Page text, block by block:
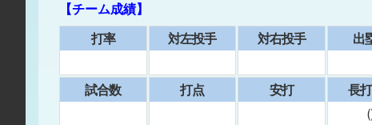
【チーム成績】
打率
対左投手 対右投手 出
試合数 打点 安打
⻑